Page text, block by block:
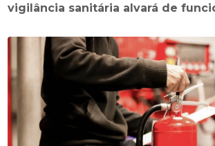
vigilância sanitária alvará de